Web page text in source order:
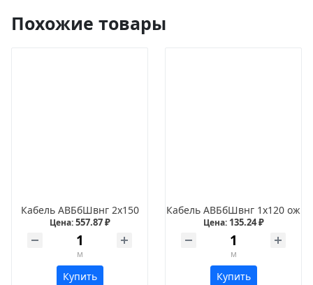
Похожие товары
Кабель АВБбШвнг 2х150
Цена:557.87 ₽
м
Купить
Кабель АВБбШвнг 1х120 ож
Цена: 135.24 ₽
м
Купить